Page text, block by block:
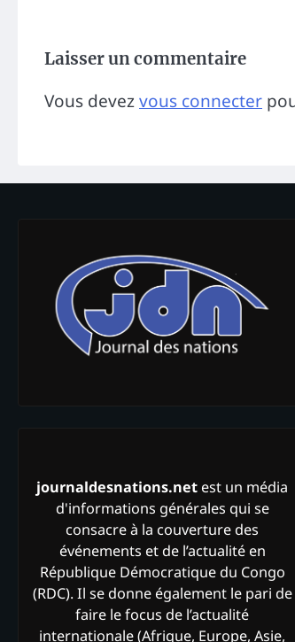
Laisser un commentaire
Vous devezvous connecter
journaldesnations.net est un média
d'informations générales qui se
consacre à la couverture des
événements et de l’actualité en
République Démocratique du Congo
(RDC). Il se donne également le pari de
faire le focus de l’actualité
internationale (Afrique, Europe, Asie,